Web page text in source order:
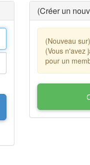
(Créer un
(Nouveau
(Vous n'avez
pour un